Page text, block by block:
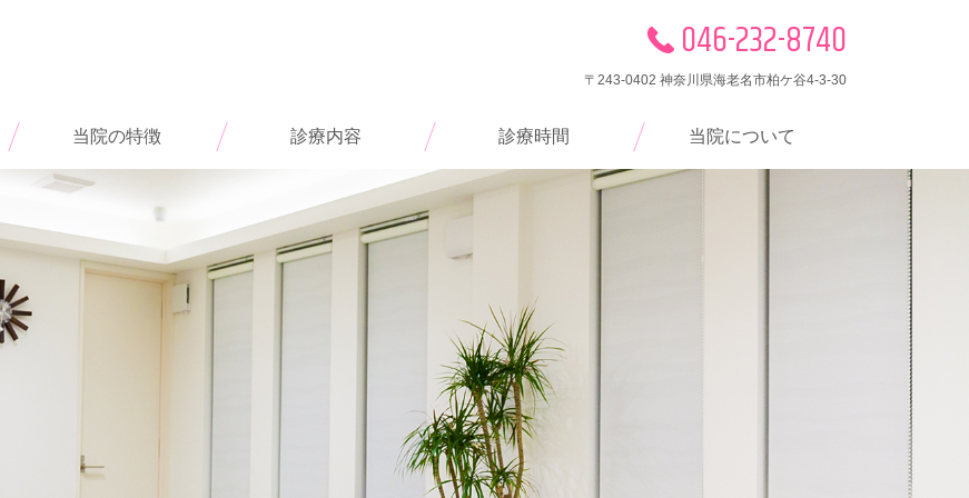
046-232-8740
〒243-0402 神奈川県海老名市柏ケ谷4-3-30
当院の特徴 診療内容 診療時間 当院について